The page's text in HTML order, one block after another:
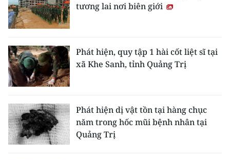
tương lai nơi biên giới
Phát hiện, quy tập 1 hài cốt liệt sĩ tại
xã Khe Sanh, tỉnh Quảng Trị
Phát hiện dị vật tồn tại hàng chục
năm trong hốc mũi bệnh nhân tại
Quảng Trị